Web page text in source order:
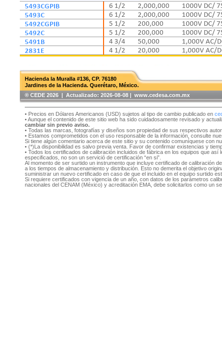
5493CGPIB
5493C
5492CGPIB
5492C
5491B
2831E
6 1/2 2,000,000
1000V DC/
6 1/2
2,000,000
1000V DC/
5 1/2
200,000
1000V DC/
5 1/2
200,000
1000V DC/
4 3/4
50,000
1,000V AC/
4 1/2
20,000 1,000V AC/
Hacienda la Muralla #136, CP. 76180
Jardines de la Hacienda. Querétaro, México.
®️ CEDE 2026 | Actualizado: 2026-08-08 | www.cedesa.com.mx
• Precios en Dólares Americanos (USD) sujetos al tipo de cambio publicado en
• Aunque el contenido de este sitio web ha sido cuidadosamente revisado y
cambiar sin previo aviso.
• Todas las marcas, fotografías y diseños son propiedad de sus respectivos
• Estamos comprometidos con el uso responsable de la información, consulte
Si tiene algún comentario acerca de este sitio y su contenido comuníquese con
• (*)La disponibilidad es salvo previa venta. Favor de confirmar existencias y
• Todos los certificados de calibración incluidos de fábrica en los equipos que
especificados, no son un servició de certificación “en si”.
Al momento de ser surtido un instrumento que incluye certificado de calibración
a los tiempos de almacenamiento y distribución. Esto no demerita el objetivo
suministrar un nuevo certificado en caso de que el incluido en el equipo surtido
Si requiere certificados con vigencia de un año, con datos de los parámetros
nacionales del CENAM (México) y acreditación EMA, debe solicitarlos como un